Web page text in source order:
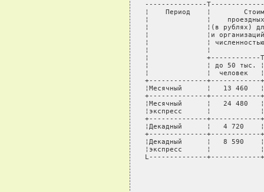
---------------
¦    Период    ¦
¦              ¦    проездных
¦              ¦(в рублях) для
¦              ¦и организаций в
¦              ¦ численностью
¦              ¦
¦              +------------
¦              ¦ до 50 тыс.
¦              ¦  человек   ¦
+--------------
¦Месячный      ¦   13 460
+--------------
¦Месячный      ¦   24 480
¦экспресс      ¦
+--------------
¦Декадный      ¦   4 720
+--------------
¦Декадный      ¦   8 590
¦экспресс      ¦
L--------------